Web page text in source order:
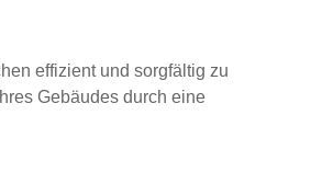
effizient und sorgfältig zu
Gebäudes durch eine